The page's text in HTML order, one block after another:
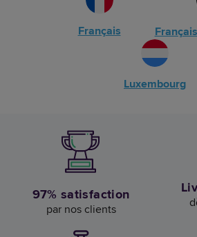
Français Français
Luxembourg
97% satisfaction
par nos clients